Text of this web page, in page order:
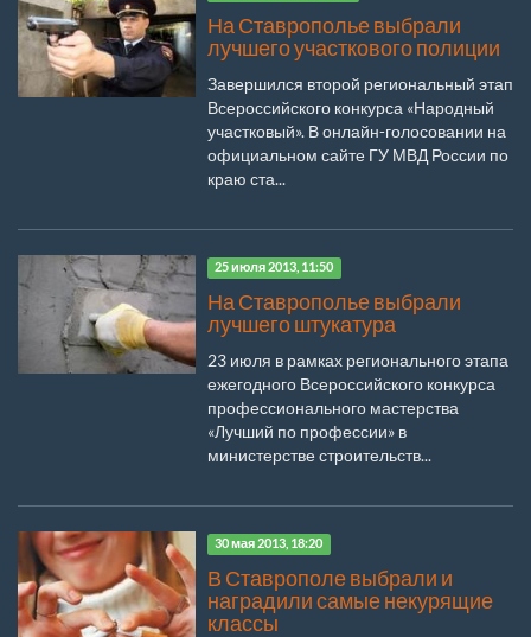
На Ставрополье выбрали
лучшего участкового полиции
Завершился второй региональный этап
Всероссийского конкурса «Народный
участковый». В онлайн-голосовании на
официальном сайте ГУ МВД России по
краю ста...
25 июля 2013, 11:50
На Ставрополье выбрали
лучшего штукатура
23 июля в рамках регионального этапа
ежегодного Всероссийского конкурса
профессионального мастерства
«Лучший по профессии» в
министерстве строительств...
30 мая 2013, 18:20
В Ставрополе выбрали и
наградили самые некурящие
классы